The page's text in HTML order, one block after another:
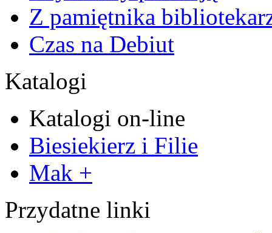
Z pamiętnika
Czas na Debiut
Katalogi
Katalogi on-line
Biesiekierz i Filie
Mak +
Przydatne linki